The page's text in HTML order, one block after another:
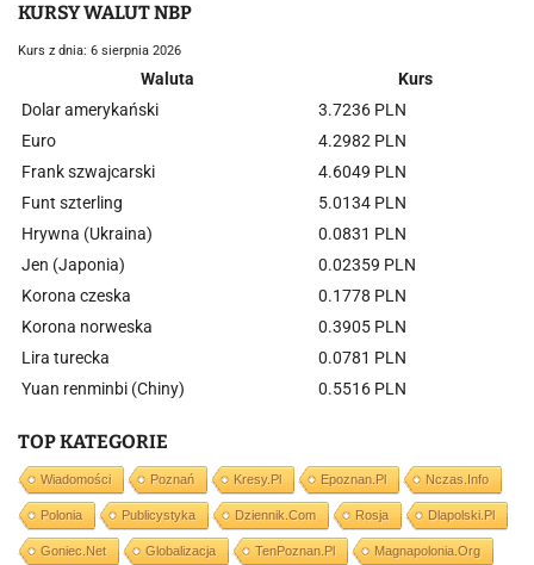
KURSY WALUT NBP
Kurs z dnia: 6 sierpnia 2026
Waluta
Kurs
Dolar amerykański
3.7236 PLN
Euro
4.2982 PLN
Frank szwajcarski
4.6049 PLN
Funt szterling
5.0134 PLN
Hrywna (Ukraina)
0.0831 PLN
Jen (Japonia)
0.02359 PLN
Korona czeska
0.1778 PLN
Korona norweska
0.3905 PLN
Lira turecka
0.0781 PLN
Yuan renminbi (Chiny)
0.5516 PLN
TOP KATEGORIE
Wiadomości Poznań Kresy.pl Epoznan.pl Nczas.info
Polonia Publicystyka Dziennik.com Rosja Dlapolski.pl
Goniec.net Globalizacja TenPoznan.pl Magnapolonia.org